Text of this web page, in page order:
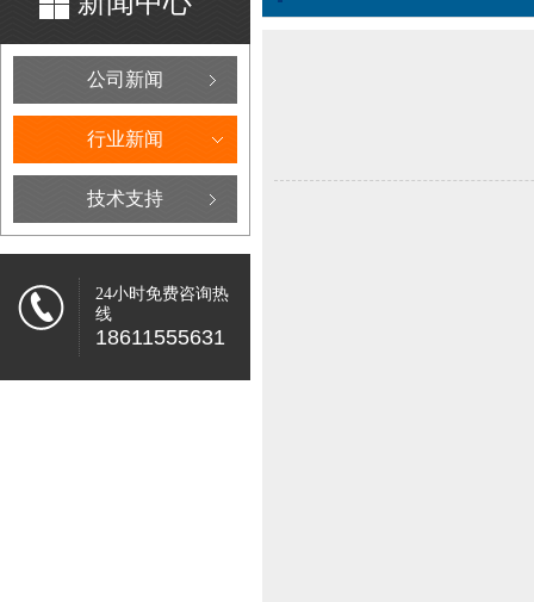
公司新闻
行业新闻
技术支持
24小时免费咨询热
线
18611555631